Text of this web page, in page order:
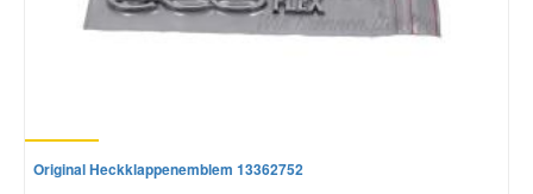
Original Heckklappenemblem 13362752